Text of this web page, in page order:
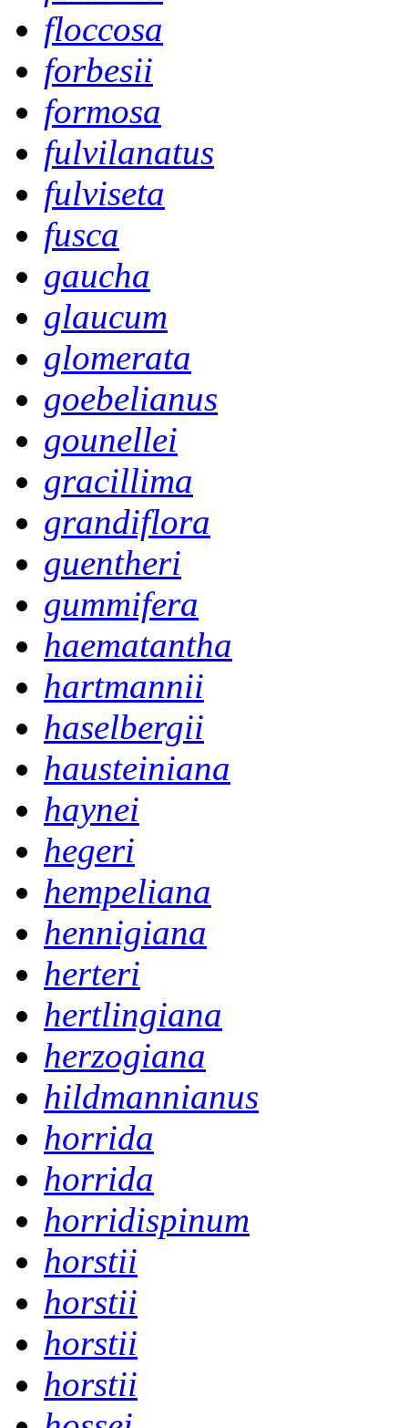
floccosa
forbesii
formosa
fulvilanatus
fulviseta
fusca
gaucha
glaucum
glomerata
goebelianus
gounellei
gracillima
grandiflora
guentheri
gummifera
haematantha
hartmannii
haselbergii
hausteiniana
haynei
hegeri
hempeliana
hennigiana
herteri
hertlingiana
herzogiana
hildmannianus
horrida
horrida
horridispinum
horstii
horstii
horstii
horstii